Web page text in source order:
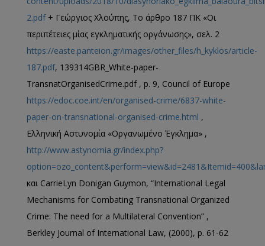
2.pdf+ Γεώργιος Χλούπης, Το άρθρο 187 ΠΚ «Οι
περιπέτειες μίας εγκληματικής οργάνωσης», σελ. 2
https://easte.panteion.gr/images/other_files/h_kyklos/article-
187.pdf, 139314GBR_White-paper-
TransnatOrganisedCrime.pdf , p. 9, Council of Europe
https://edoc.coe.int/en/organised-crime/6837-white-
paper-on-transnational-organised-crime.html ,
Ελληνική Αστυνομία «Οργανωμένο Έγκλημα» ,
http://www.astynomia.gr/index.php?
και CarrieLyn Donigan Guymon, “International Legal
Mechanisms for Combating Transnational Organized
Crime: The need for a Multilateral Convention” ,
Berkley Journal of International Law, (2000), p. 61-62